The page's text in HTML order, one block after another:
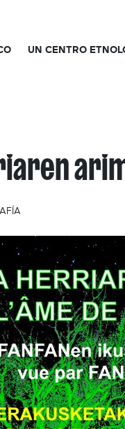
UN CENTRO